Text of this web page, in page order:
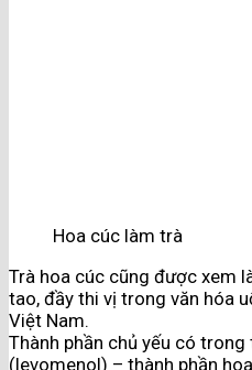
Hoa cúc làm trà
Trà hoa cúc cũng được xem
tao, đầy thi vị trong văn hóa
Việt Nam.
Thành phần chủ yếu có
(levomenol) – thành phần